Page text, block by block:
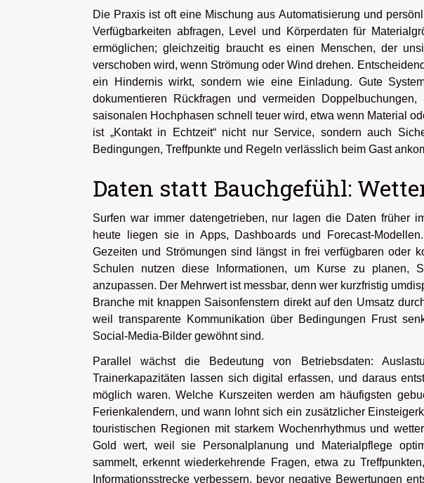
Die Praxis ist oft eine Mischung aus Automatisierung und
Verfügbarkeiten abfragen, Level und Körperdaten für
ermöglichen; gleichzeitig braucht es einen Menschen, der
verschoben wird, wenn Strömung oder Wind drehen.
ein Hindernis wirkt, sondern wie eine Einladung. Gute
dokumentieren Rückfragen und vermeiden
saisonalen Hochphasen schnell teuer wird, etwa wenn Material
ist „Kontakt in Echtzeit“ nicht nur Service, sondern auch
Bedingungen, Treffpunkte und Regeln verlässlich beim Gast
Daten statt Bauchgefühl:
Surfen war immer datengetrieben, nur lagen die Daten früher
heute liegen sie in Apps, Dashboards und Forecast-
Gezeiten und Strömungen sind längst in frei verfügbaren oder
Schulen nutzen diese Informationen, um Kurse zu planen,
anzupassen. Der Mehrwert ist messbar, denn wer kurzfristig
Branche mit knappen Saisonfenstern direkt auf den Umsatz
weil transparente Kommunikation über Bedingungen Frust
Social-Media-Bilder gewöhnt sind.
Parallel wächst die Bedeutung von Betriebsdaten:
Trainerkapazitäten lassen sich digital erfassen, und daraus
möglich waren. Welche Kurszeiten werden am häufigsten
Ferienkalendern, und wann lohnt sich ein zusätzlicher
touristischen Regionen mit starkem Wochenrhythmus und
Gold wert, weil sie Personalplanung und Materialpflege
sammelt, erkennt wiederkehrende Fragen, etwa zu
Informationsstrecke verbessern, bevor negative Bewertungen